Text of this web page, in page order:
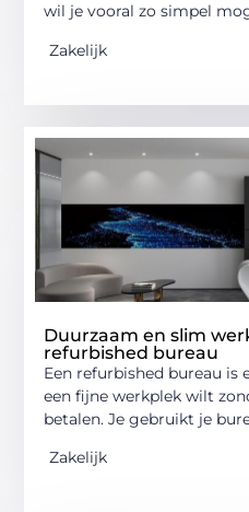
wil je vooral zo simpel
Zakelijk
Duurzaam en slim
refurbished bureau
Een refurbished bureau is
een fijne werkplek wilt
betalen. Je gebruikt je
Zakelijk